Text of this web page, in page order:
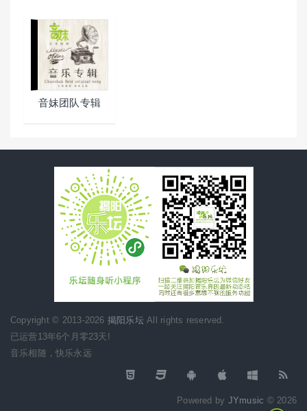
音妹团队专辑
Copyright © 2013-2026 揭阳乐坛 All rights reserved.
已运营13年6个月零23天!
音乐相随，快乐永远
Powered by JYmusic © 2026